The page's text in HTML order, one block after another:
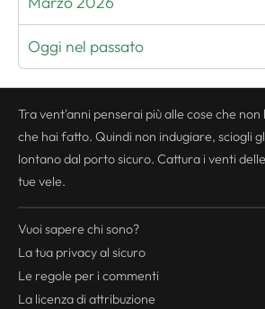
Oggi nel passato
Tra vent'anni penserai più alle cose che
che hai fatto. Quindi non indugiare, sciogli
lontano dal porto sicuro. Cattura i venti
tue vele.
Vuoi sapere chi sono?
La tua privacyal sicuro
Le regole per i commenti
La licenza di attribuzione